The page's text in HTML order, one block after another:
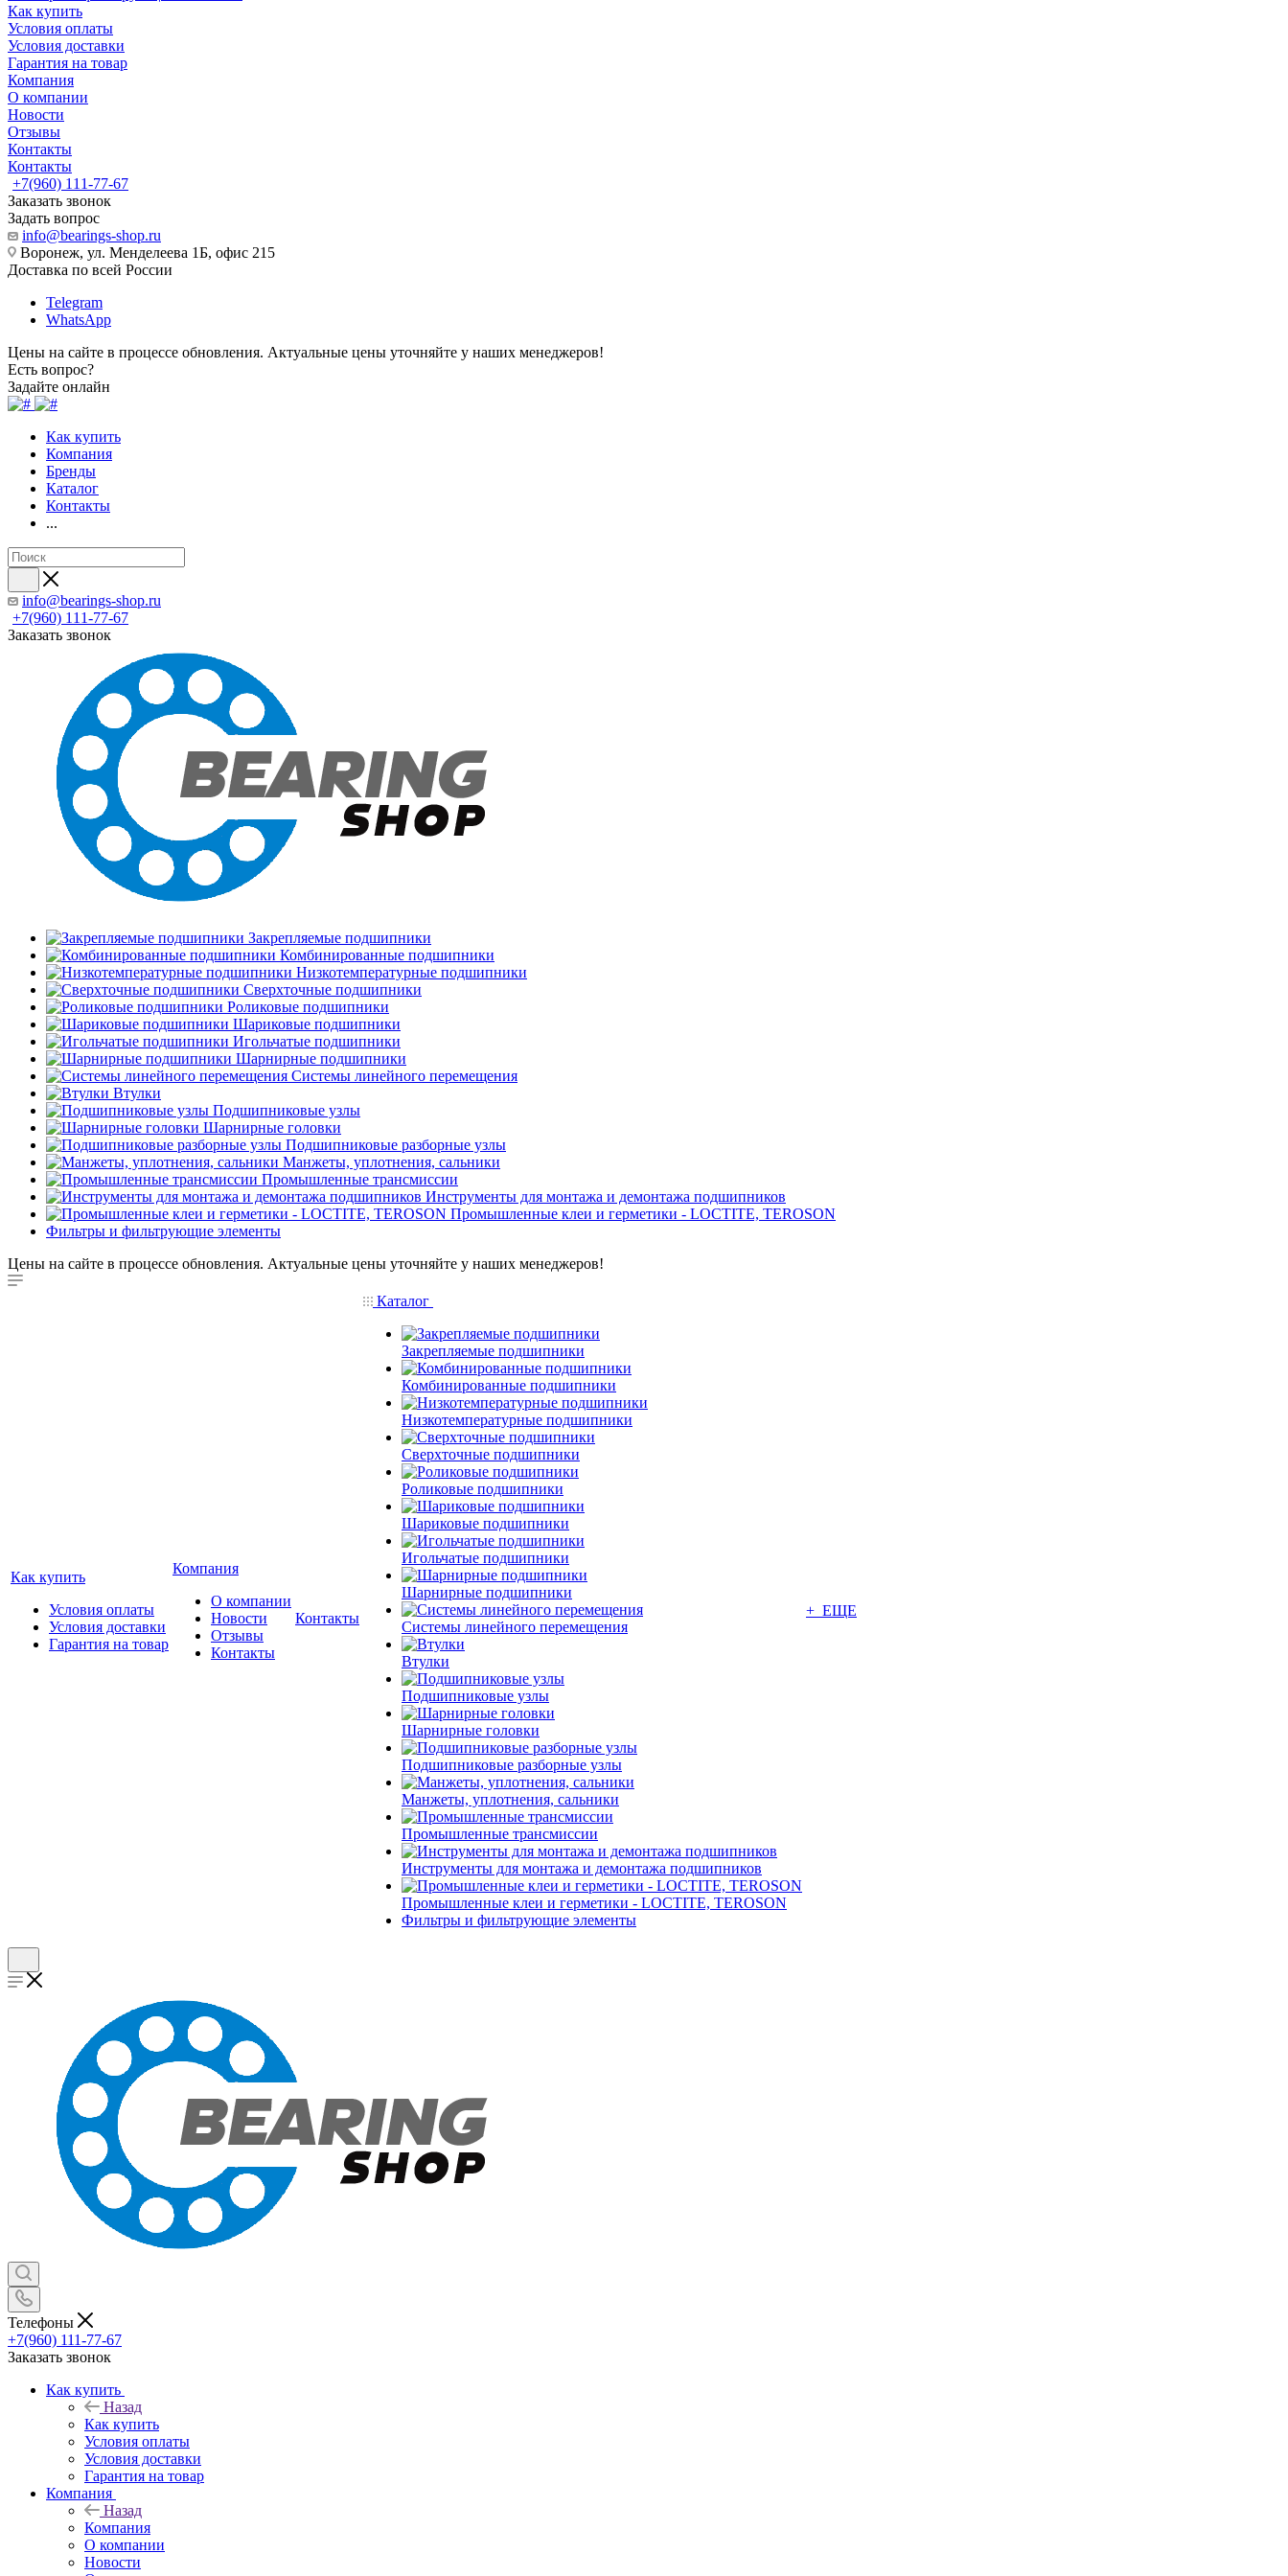
Как купить
Условия оплаты
Условия доставки
Гарантия на товар
Компания
О компании
Новости
Отзывы
Контакты
Контакты
+7(960) 111-77-67
Заказать звонок
Задать вопрос
info@bearings-shop.ru
Воронеж, ул. Менделеева 1Б, офис 215
Доставка по всей России
Telegram
WhatsApp
Цены на сайте в процессе обновления. Актуальные цены уточняйте у наших менеджеров!
Есть вопрос?
Задайте онлайн
Как купить
Компания
Бренды
Каталог
Контакты
...
info@bearings-shop.ru
+7(960) 111-77-67
Заказать звонок
Закрепляемые подшипники
Комбинированные подшипники
Низкотемпературные подшипники
Сверхточные подшипники
Роликовые подшипники
Шариковые подшипники
Игольчатые подшипники
Шарнирные подшипники
Системы линейного перемещения
Втулки
Подшипниковые узлы
Шарнирные головки
Подшипниковые разборные узлы
Манжеты, уплотнения, сальники
Промышленные трансмиссии
Инструменты для монтажа и демонтажа подшипников
Промышленные клеи и герметики - LOCTITE, TEROSON
Фильтры и фильтрующие элементы
Цены на сайте в процессе обновления. Актуальные цены уточняйте у наших менеджеров!
Как купить
Условия оплаты
Условия доставки
Гарантия на товар
Компания
О компании
Новости
Отзывы
Контакты
Контакты
Каталог
Закрепляемые подшипники
Комбинированные подшипники
Низкотемпературные подшипники
Сверхточные подшипники
Роликовые подшипники
Шариковые подшипники
Игольчатые подшипники
Шарнирные подшипники
Системы линейного перемещения
Втулки
Подшипниковые узлы
Шарнирные головки
Подшипниковые разборные узлы
Манжеты, уплотнения, сальники
Промышленные трансмиссии
Инструменты для монтажа и демонтажа подшипников
Промышленные клеи и герметики - LOCTITE, TEROSON
Фильтры и фильтрующие элементы
+ ЕЩЕ
Телефоны
+7(960) 111-77-67
Заказать звонок
Как купить
Назад
Как купить
Условия оплаты
Условия доставки
Гарантия на товар
Компания
Назад
Компания
О компании
Новости